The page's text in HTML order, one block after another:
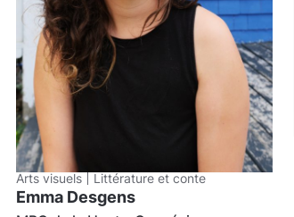
Arts visuels Littérature et conte
Emma Desgens